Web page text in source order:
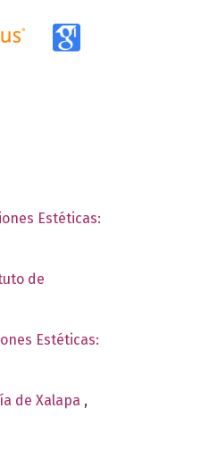
Estéticas:
de
Estéticas:
de Xalapa ,